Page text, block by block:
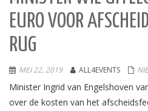
EURO VOOR
RUG
MEI 22, 2019 ALL4EVENTS
Minister Ingrid van Engelshoven
over de kosten van het